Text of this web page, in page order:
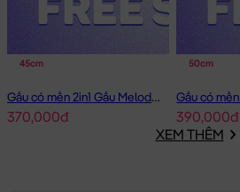
45cm
Gấu có mền 2in1 Gấu Melody Đầm Hồng Ôm Tim
370,000đ
50cm
390,000đ
XEM THÊM